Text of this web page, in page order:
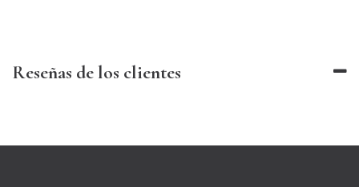
Reseñas de los clientes